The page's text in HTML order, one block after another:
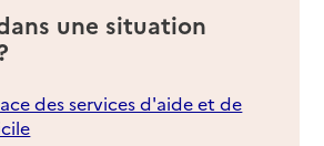
à domicile (aide)
une situation
des services d'aide et de